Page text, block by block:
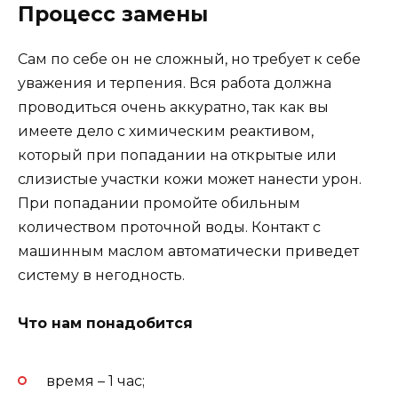
Процесс замены
Сам по себе он не сложный, но требует к себе
уважения и терпения. Вся работа должна
проводиться очень аккуратно, так как вы
имеете дело с химическим реактивом,
который при попадании на открытые или
слизистые участки кожи может нанести урон.
При попадании промойте обильным
количеством проточной воды. Контакт с
машинным маслом автоматически приведет
систему в негодность.
Что нам понадобится
время – 1 час;